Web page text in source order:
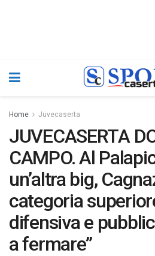
Home Juvecaserta
JUVECASERTA
CAMPO. Al
un’altra big,
categoria
difensiva e
a fermare”